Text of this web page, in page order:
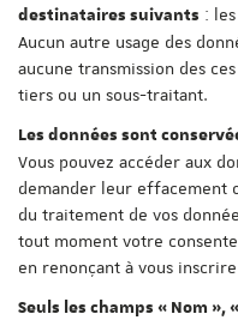
destinataires suivants :
Aucun autre usage des
aucune transmission des
tiers ou un sous-traitant.
Les données sont
Vous pouvez accéder aux
demander leur effacement
du traitement de vos
tout moment votre
en renonçant à vous
Seuls les champs « Nom »,